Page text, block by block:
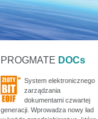
PROGMATE DOCs
System elektronicznego
zarządzania
dokumentami czwartej
generacji. Wprowadza nowy ład